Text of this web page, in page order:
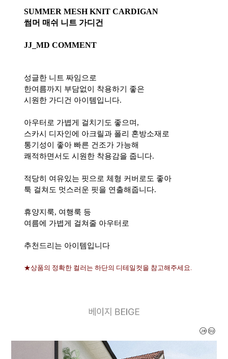
SUMMER MESH KNIT CARDIGAN
썸머 매쉬 니트 가디건
JJ_MD COMMENT
성글한 니트 짜임으로
한여름까지 부담없이 착용하기 좋은
시원한 가디건 아이템입니다.
아우터로 가볍게 걸치기도 좋으며,
스카시 디자인에 아크릴과 폴리 혼방소재로
통기성이 좋아 빠른 건조가 가능해
쾌적하면서도 시원한 착용감을 줍니다.
적당히 여유있는 핏으로 체형 커버로도 좋아
툭 걸쳐도 멋스러운 핏을 연출해줍니다.
휴양지룩, 여행룩 등
여름에 가볍게 걸쳐줄 아우터로
추천드리는 아이템입니다
★상품의 정확한 컬러는 하단의 디테일컷을 참고해주세요.